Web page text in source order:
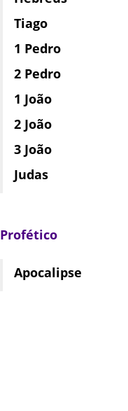
Tiago
1 Pedro
2 Pedro
1 João
2 João
3 João
Judas
Profético
Apocalipse